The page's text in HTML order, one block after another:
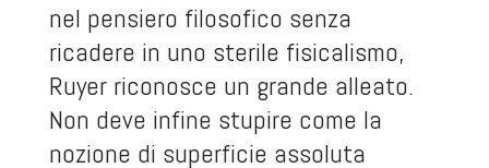
nel pensiero filosofico senza
ricadere in uno sterile fisicalismo,
Ruyer riconosce un grande alleato.
Non deve infine stupire come la
nozione di superficie assoluta